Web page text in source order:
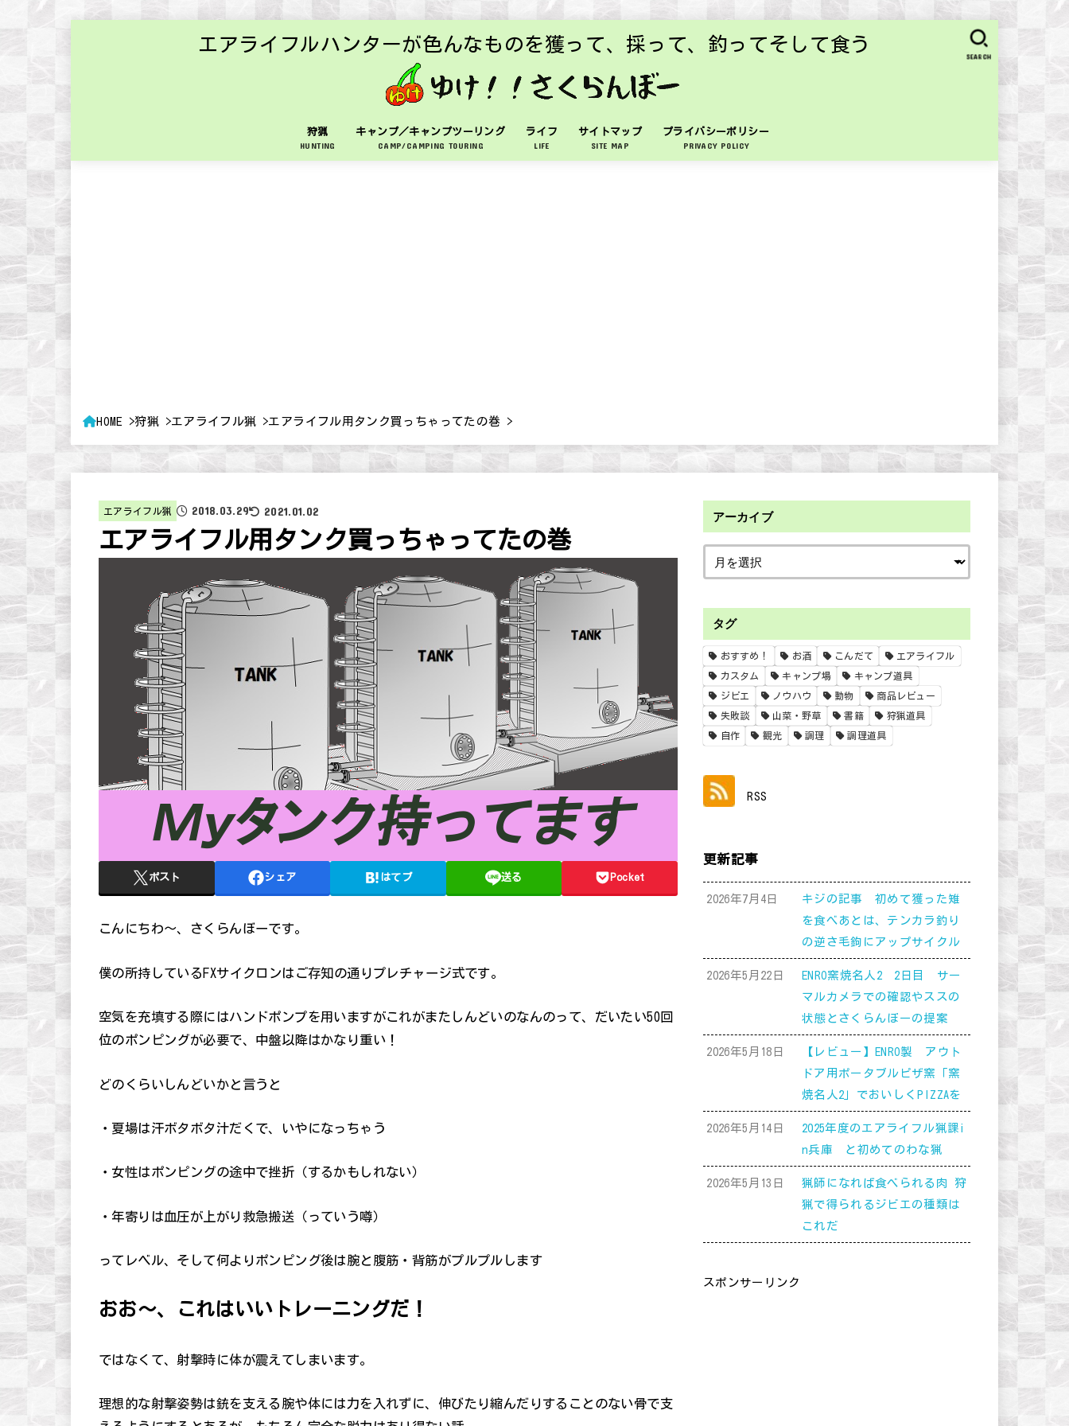
エアライフルハンターが色んなものを獲って、採って、釣ってそして食う
狩猟
HUNTING
キャンプ／キャンプツーリング
CAMP/CAMPING TOURING
ライフ
LIFE
サイトマップ
SITE MAP
プライバシーポリシー
PRIVACY POLICY
SEARCH
HOME 狩猟 エアライフル猟 エアライフル用タンク買っちゃってたの巻
エアライフル猟 2018.03.29 2021.01.02
エアライフル用タンク買っちゃってたの巻
ポスト シェア はてブ 送る Pocket
こんにちわ～、さくらんぼーです。
僕の所持しているFXサイクロンはご存知の通りプレチャージ式です。
空気を充填する際にはハンドポンプを用いますがこれがまたしんどいのなんのって、だいたい50回
位のポンピングが必要で、中盤以降はかなり重い！
どのくらいしんどいかと言うと
・夏場は汗ボタボタ汁だくで、いやになっちゃう
・女性はポンピングの途中で挫折（するかもしれない）
・年寄りは血圧が上がり救急搬送（っていう噂）
ってレベル、そして何よりポンピング後は腕と腹筋・背筋がプルプルします
おお～、これはいいトレーニングだ！
ではなくて、射撃時に体が震えてしまいます。
理想的な射撃姿勢は銃を支える腕や体には力を入れずに、 伸びたり縮んだりすることのない骨で支
アーカイブ
タグ
おすすめ！ お酒 こんだて エアライフル
カスタム キャンプ場 キャンプ道具
ジビエ ノウハウ 動物 商品レビュー
失敗談 山菜・野草 書籍 狩猟道具
自作 観光 調理 調理道具
RSS
更新記事
2026年7月4日
キジの記事 初めて獲った雉
を食べあとは、テンカラ釣り
の逆さ毛鉤にアップサイクル
2026年5月22日
ENRO窯焼名人2 2日目 サー
マルカメラでの確認やススの
状態とさくらんぼーの提案
2026年5月18日
【レビュー】ENRO製 アウト
ドア用ポータブルピザ窯「窯
焼名人2」でおいしくPIZZAを
2026年5月14日
2025年度のエアライフル猟課i
n兵庫 と初めてのわな猟
2026年5月13日
猟師になれば食べられる肉 狩
猟で得られるジビエの種類は
これだ
スポンサーリンク